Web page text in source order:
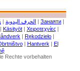
| الحرف اليدوية | Занаяти |
| Käsityöt | Χειροτεχνίες |
| Rękodzieło |
| Hantverk | El
Rechte vorbehalten